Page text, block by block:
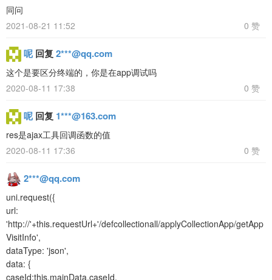
同问
2021-08-21 11:52
0 赞
呢 回复 2***@qq.com
这个是要区分终端的，你是在app调试吗
2020-08-11 17:38
0 赞
呢 回复 1***@163.com
res是ajax工具回调函数的值
2020-08-11 17:36
0 赞
2***@qq.com
uni.request({
url:
'http://'+this.requestUrl+'/defcollectionall/applyCollectionApp/getApp
VisitInfo',
dataType: 'json',
data: {
caseId:this.mainData.caseId,